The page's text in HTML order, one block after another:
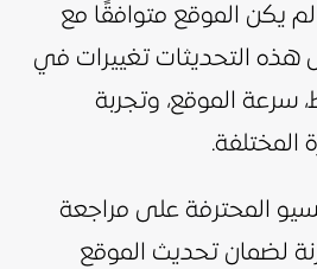
لم يكن الموقع متوافقًا مع
هذه التحديثات تغييرات في
سرعة الموقع، وتجربة
المختلفة.
المحترفة على مراجعة
لضمان تحديث الموقع